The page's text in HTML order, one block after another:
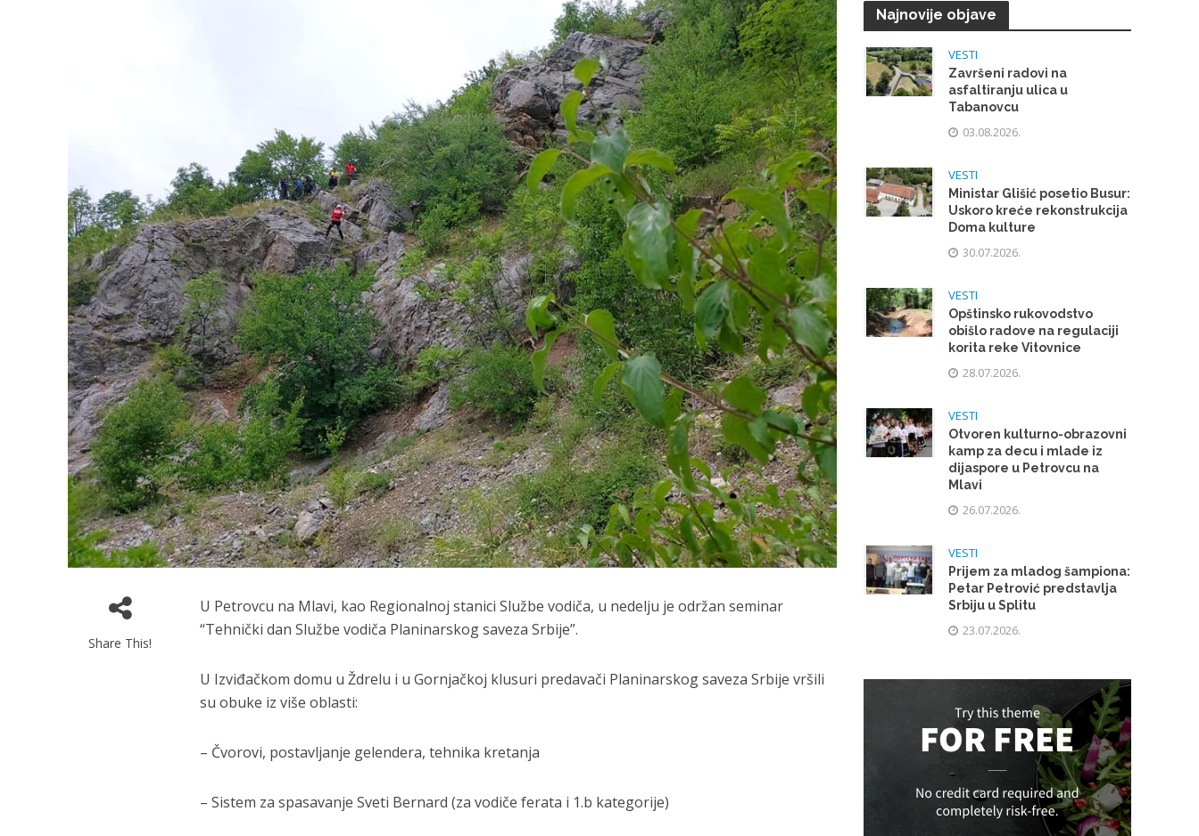
Share This!
U Petrovcu na Mlavi, kao Regionalnoj stanici Službe vodiča, u nedelju je održan seminar
“Tehnički dan Službe vodiča Planinarskog saveza Srbije”.
U Izviđačkom domu u Ždrelu i u Gornjačkoj klusuri predavači Planinarskog saveza Srbije vršili
su obuke iz više oblasti:
– Čvorovi, postavljanje gelendera, tehnika kretanja
– Sistem za spasavanje Sveti Bernard (za vodiče ferata i 1.b kategorije)
Najnovije objave
VESTI
Završeni radovi na
asfaltiranju ulica u
Tabanovcu
03.08.2026.
VESTI
Ministar Glišić posetio Busur:
Uskoro kreće rekonstrukcija
Doma kulture
30.07.2026.
VESTI
Opštinsko rukovodstvo
obišlo radove na regulaciji
korita reke Vitovnice
28.07.2026.
VESTI
Otvoren kulturno-obrazovni
kamp za decu i mlade iz
dijaspore u Petrovcu na
Mlavi
26.07.2026.
VESTI
Prijem za mladog šampiona:
Petar Petrović predstavlja
Srbiju u Splitu
23.07.2026.